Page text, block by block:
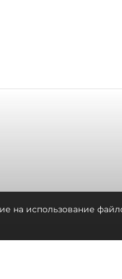
на использование